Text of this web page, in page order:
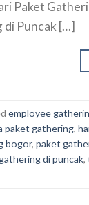
Paket
di Puncak […]
employee
paket gathering,
bogor, paket
di puncak,